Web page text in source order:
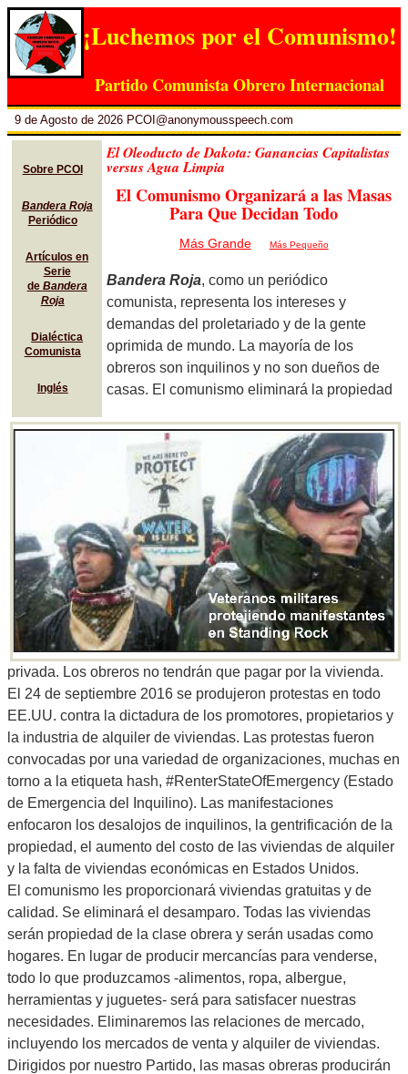
¡Luchemos por el Comunismo!
Partido Comunista Obrero Internacional
9 de Agosto de 2026 PCOI@anonymousspeech.com
Sobre PCOI
Bandera Roja
Periódico
Artículos en
Serie
de Bandera
Roja
Dialéctica
Comunista
Inglés
El Oleoducto de Dakota: Ganancias Capitalistas
versus Agua Limpia
El Comunismo Organizará a las Masas
Para Que Decidan Todo
Más Grande Más Pequeño
Bandera Roja, como un periódico
comunista, representa los intereses y
demandas del proletariado y de la gente
oprimida de mundo. La mayoría de los
obreros son inquilinos y no son dueños de
casas. El comunismo eliminará la propiedad
privada. Los obreros no tendrán que pagar por la vivienda.
El 24 de septiembre 2016 se produjeron protestas en todo
EE.UU. contra la dictadura de los promotores, propietarios y
la industria de alquiler de viviendas. Las protestas fueron
convocadas por una variedad de organizaciones, muchas en
torno a la etiqueta hash, #RenterStateOfEmergency (Estado
de Emergencia del Inquilino). Las manifestaciones
enfocaron los desalojos de inquilinos, la gentrificación de la
propiedad, el aumento del costo de las viviendas de alquiler
y la falta de viviendas económicas en Estados Unidos.
El comunismo les proporcionará viviendas gratuitas y de
calidad. Se eliminará el desamparo. Todas las viviendas
serán propiedad de la clase obrera y serán usadas como
hogares. En lugar de producir mercancías para venderse,
todo lo que produzcamos -alimentos, ropa, albergue,
herramientas y juguetes- será para satisfacer nuestras
necesidades. Eliminaremos las relaciones de mercado,
incluyendo los mercados de venta y alquiler de viviendas.
Dirigidos por nuestro Partido, las masas obreras producirán